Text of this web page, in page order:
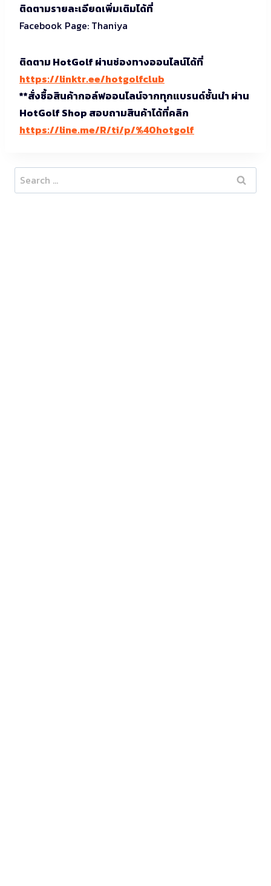
ติดตามรายละเอียดเพิ่มเติมได้ที่
Facebook Page: Thaniya
ติดตาม HotGolf ผ่านช่องทางออนไลน์ได้ที่
https://linktr.ee/hotgolfclub
**สั่งซื้อสินค้ากอล์ฟออนไลน์จากทุกแบรนด์ชั้นนำ ผ่าน
HotGolf Shop สอบถามสินค้าได้ที่คลิก
https://line.me/R/ti/p/%40hotgolf
Search
for: